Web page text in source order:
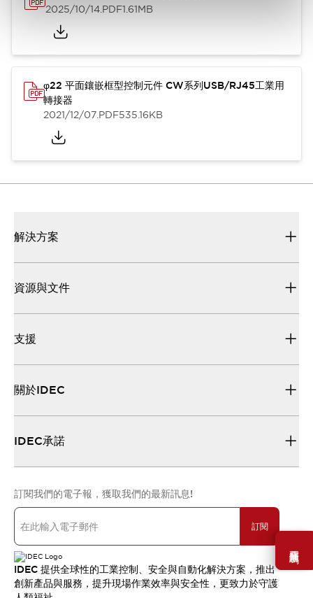
需要幫助嗎？
2025/10/14.PDF1.61MB
φ22 平面鑲嵌框型控制元件 CW系列USB/RJ45工業用
轉接器
2021/12/07.PDF535.16KB
解決方案
資源與文件
支援
關於IDEC
IDEC承諾
訂閱我們的電子報，獲取我們的最新訊息!
訂閱
IDEC 提供全球性的工業控制、安全與自動化解決方案，推出
創新產品與服務，提升現場作業效率與安全性，更致力於守護